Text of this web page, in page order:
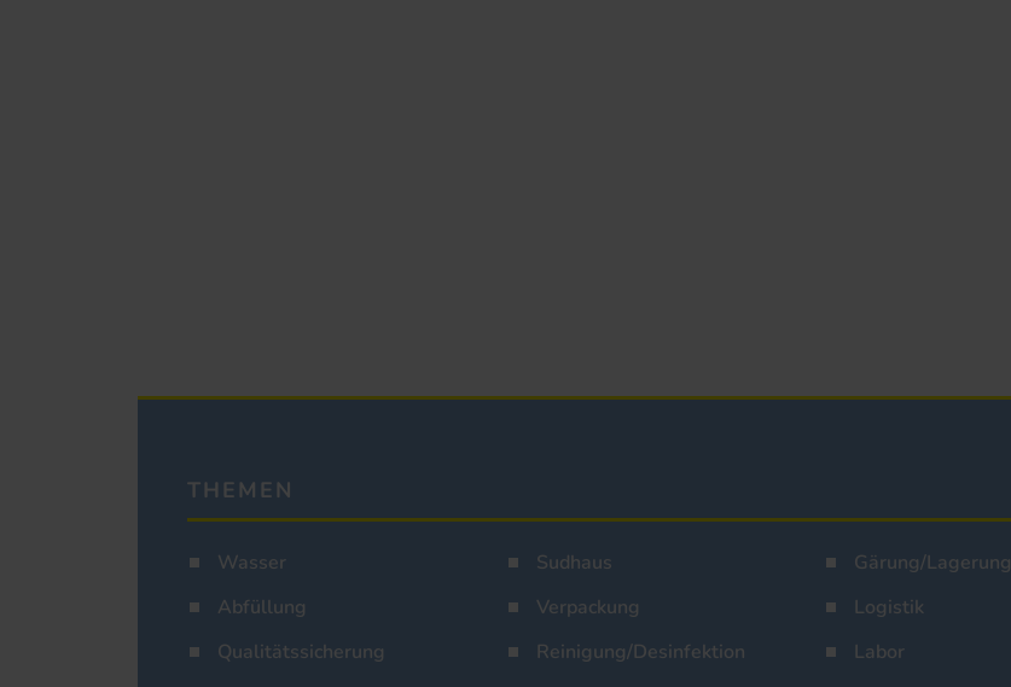
THEMEN
Wasser Sudhaus Gärung/Lagerung
Abfüllung
Verpackung Logistik
Qualitätssicherung
Reinigung/Desinfektion Labor